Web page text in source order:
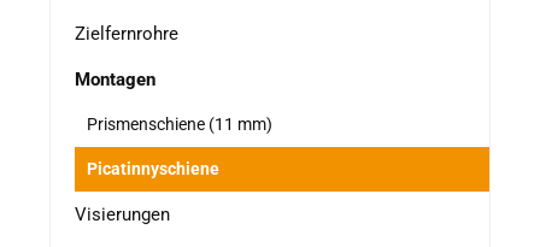
Zielfernrohre
Montagen
Prismenschiene (11 mm)
Picatinnyschiene
Visierungen